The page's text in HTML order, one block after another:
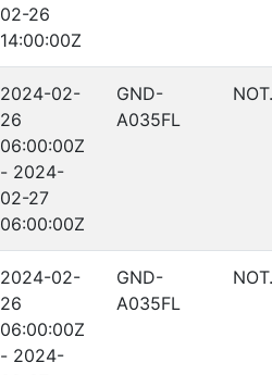
02-26
14:00:00Z
2024-02-
26
06:00:00Z
- 2024-
02-27
06:00:00Z
GND-
A035FL
2024-02-
26
06:00:00Z
- 2024-
GND-
A035FL